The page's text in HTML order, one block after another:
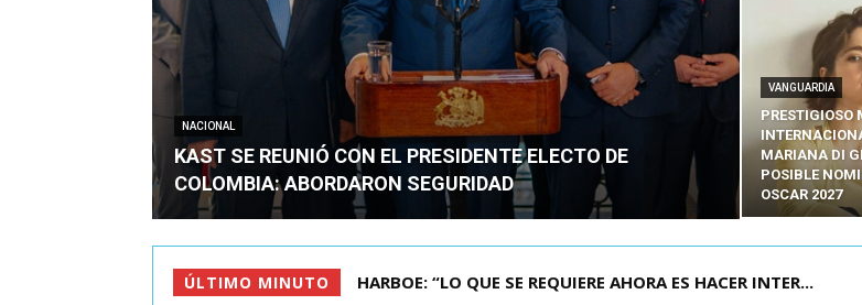
NACIONAL
KAST SE REUNIÓ CON EL PRESIDENTE ELECTO DE
COLOMBIA: ABORDARON SEGURIDAD
VANGUARDIA
PRESTIGIOSO
MARIANA DI
POSIBLE
OSCAR 2027
ÚLTIMO MINUTO BIMINISTRO MAS POR IPC: “LA ECONOMÍA SE ESTÁ ENC...